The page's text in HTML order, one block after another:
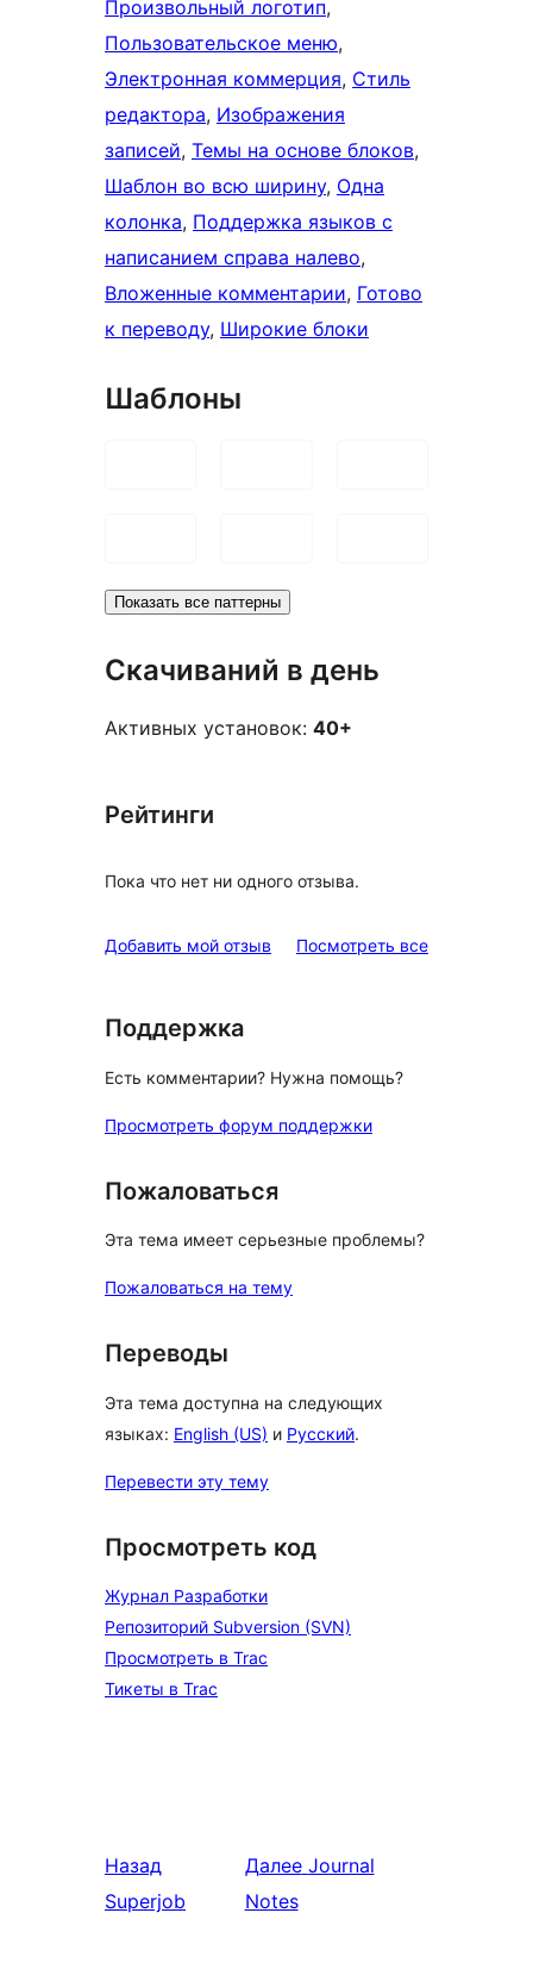
Произвольный логотип
Пользовательское меню
Электронная коммерция, Стиль
редактора, Изображения
записей, Темы на основе блоков
Шаблон во всю ширину, Одна
колонка, Поддержка языков с
написанием справа налево
Вложенные комментарии, Готово
к переводу, Широкие блоки
Шаблоны
Показать все паттерны
Скачиваний в день
Активных установок: 40+
Рейтинги
Пока что нет ни одного отзыва.
Добавить мой отзыв Посмотреть всеотзывы
Поддержка
Есть комментарии? Нужна помощь?
Просмотреть форум поддержки
Пожаловаться
Эта тема имеет серьезные проблемы?
Пожаловаться на тему
Переводы
Эта тема доступна на следующих
языках: English (US) и Русский.
Перевести эту тему
Просмотреть код
Журнал Разработки
Репозиторий Subversion (SVN)
Просмотреть в Trac
Тикеты в Trac
Назад
Superjob
Далее Journal
Notes